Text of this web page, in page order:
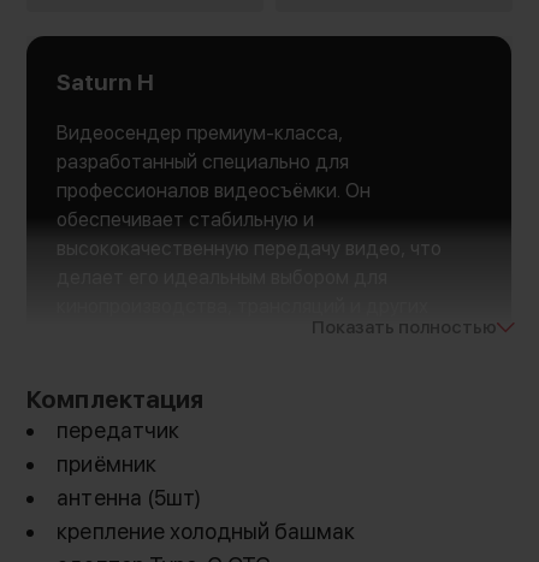
Saturn H
Видеосендер премиум-класса,
разработанный специально для
профессионалов видеосъёмки. Он
обеспечивает стабильную и
высококачественную передачу видео, что
требовательных видеопроектов. Этот прибор
технологиями, которые обеспечивают
превосходное качество изображения и звука
Показать полностью
Комплектация
передатчик
приёмник
антенна (5шт)
крепление холодный башмак